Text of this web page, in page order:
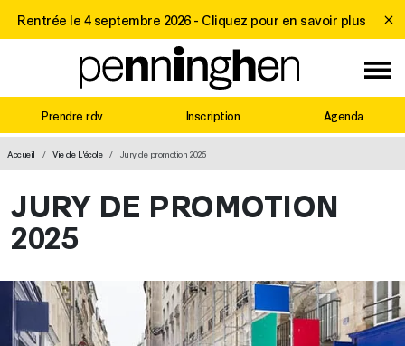
Rentrée le 4 septembre 2026 - Cliquez pour en savoir plus
Prendre rdv Inscription Agenda
MAIN NAVIGATION
Accueil Vie de L'école Jury de promotion 2025
JURY DE PROMOTION
2025